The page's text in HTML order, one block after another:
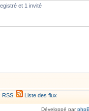
et 1 invité
RSS Liste des flux
Développé par